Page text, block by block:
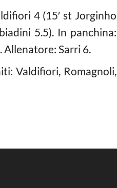
4 (15′ st Jorginho
5.5). In panchina:
Allenatore: Sarri 6.
Valdifiori, Romagnoli,